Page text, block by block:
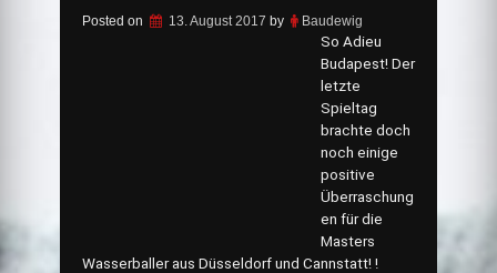
Posted on 13. August 2017 by Baudewig
So Adieu
Budapest! Der
letzte
Spieltag
brachte doch
noch einige
positive
Überraschung
en für die
Masters
Wasserballer aus Düsseldorf und Cannstatt! !